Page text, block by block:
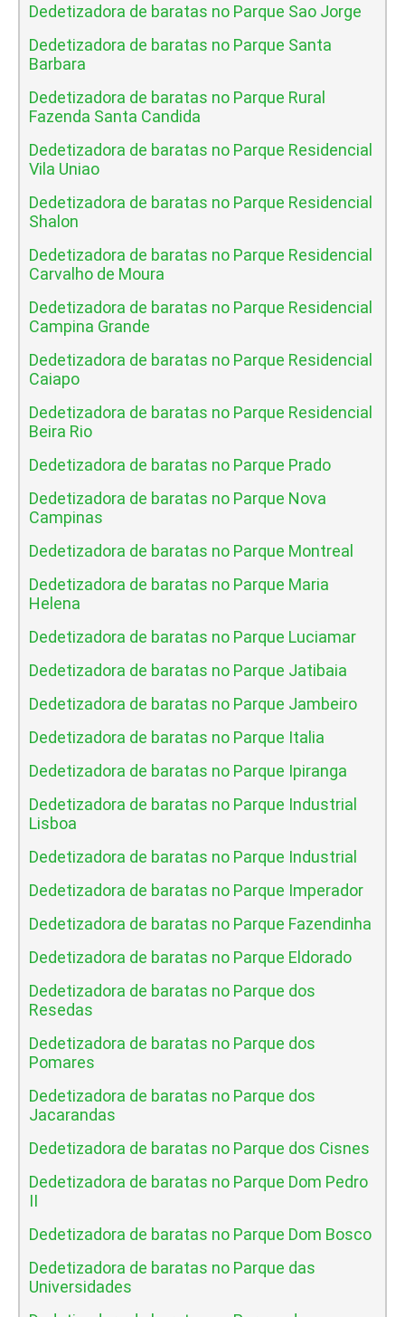
Dedetizadora de baratas no Parque Sao Jorge
Dedetizadora de baratas no Parque Santa
Barbara
Dedetizadora de baratas no Parque Rural
Fazenda Santa Candida
Dedetizadora de baratas no Parque Residencial
Vila Uniao
Dedetizadora de baratas no Parque Residencial
Shalon
Dedetizadora de baratas no Parque Residencial
Carvalho de Moura
Dedetizadora de baratas no Parque Residencial
Campina Grande
Dedetizadora de baratas no Parque Residencial
Caiapo
Dedetizadora de baratas no Parque Residencial
Beira Rio
Dedetizadora de baratas no Parque Prado
Dedetizadora de baratas no Parque Nova
Campinas
Dedetizadora de baratas no Parque Montreal
Dedetizadora de baratas no Parque Maria
Helena
Dedetizadora de baratas no Parque Luciamar
Dedetizadora de baratas no Parque Jatibaia
Dedetizadora de baratas no Parque Jambeiro
Dedetizadora de baratas no Parque Italia
Dedetizadora de baratas no Parque Ipiranga
Dedetizadora de baratas no Parque Industrial
Lisboa
Dedetizadora de baratas no Parque Industrial
Dedetizadora de baratas no Parque Imperador
Dedetizadora de baratas no Parque Fazendinha
Dedetizadora de baratas no Parque Eldorado
Dedetizadora de baratas no Parque dos
Resedas
Dedetizadora de baratas no Parque dos
Pomares
Dedetizadora de baratas no Parque dos
Jacarandas
Dedetizadora de baratas no Parque dos Cisnes
Dedetizadora de baratas no Parque Dom Pedro
II
Dedetizadora de baratas no Parque Dom Bosco
Dedetizadora de baratas no Parque das
Universidades